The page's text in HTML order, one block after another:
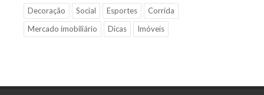
Decoração Social Esportes
Corrida
Mercado imobiliário
Dicas Imóveis